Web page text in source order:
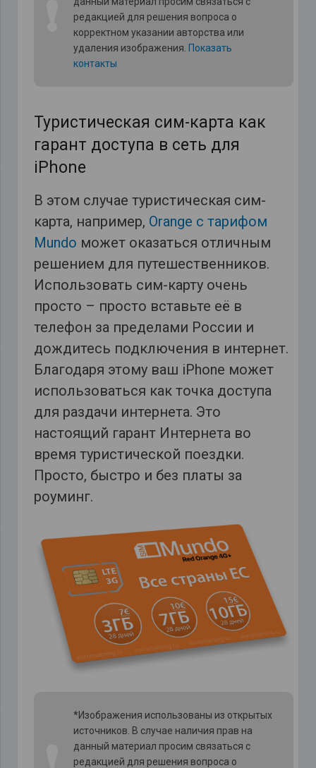
редакцией для решения вопроса о
корректном указании авторства или
удаления изображения. Показать
контакты
Туристическая сим-карта как
гарант доступа в сеть для
iPhone
В этом случае туристическая сим-
карта, например, Orange с тарифом
Mundo может оказаться отличным
решением для путешественников.
Использовать сим-карту очень
просто – просто вставьте её в
телефон за пределами России и
дождитесь подключения в интернет.
Благодаря этому ваш iPhone может
использоваться как точка доступа
для раздачи интернета. Это
настоящий гарант Интернета во
время туристической поездки.
Просто, быстро и без платы за
роуминг.
*Изображения использованы из открытых
источников. В случае наличия прав на
данный материал просим связаться с
редакцией для решения вопроса о